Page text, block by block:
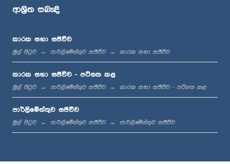
ප.ව. 1:23 - ප.ව. 1:33
ප.ව. 1:33 - ප.ව. 1:39
ආශ්‍රිත සබැඳි
කාරක සභා සජීවීව
මුල් පිටුව පාර්ලිමේන්තුව සජීවීව කාරක සභා සජීවීව
කාරක සභා සජීවීව - පටිගත කළ
මුල් පිටුව පාර්ලිමේන්තුව සජීවීව කාරක සභා සජීවීව - පටිගත කළ
පාර්ලිමේන්තුව සජීවීව
මුල් පිටුව පාර්ලිමේන්තුව සජීවීව පාර්ලිමේන්තුව සජීවීව